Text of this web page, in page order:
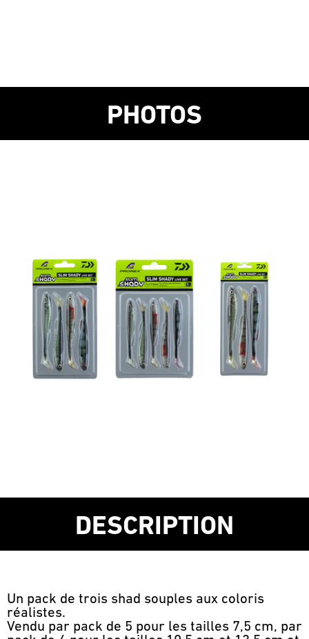
PHOTOS
DESCRIPTION
Un pack de trois shad souples aux coloris
réalistes.
Vendu par pack de 5 pour les tailles 7,5 cm, par